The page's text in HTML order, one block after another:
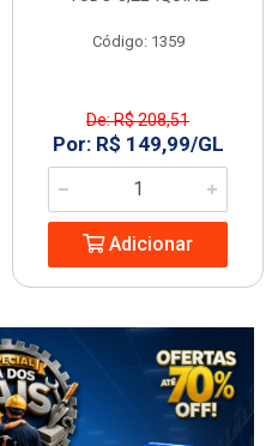
Código: 1359
De: R$ 208,51
Por: R$ 149,99/GL
Adicionar